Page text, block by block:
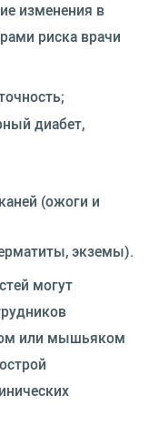
изменения в
риска врачи
диабет,
(ожоги и
экземы).
могут
или мышьяком